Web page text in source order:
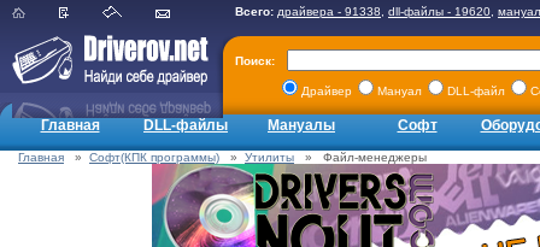
Всего: драйвера - 91338 dll-файлы - 19620
Поиск:
Драйвер Мануал DLL-файл
Главная DLL-файлы Мануалы Софт
Главная » Софт(КПК программы) » Утилиты » Файл-менеджеры